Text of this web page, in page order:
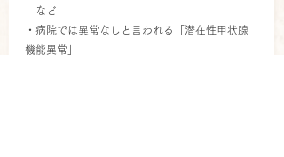
など
・病院では異常なしと言われる「潜在性甲状腺
機能異常」